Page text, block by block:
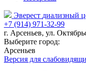
Эверест диализный
+7 (914) 971-32-99
г. Арсеньев, ул.
Выберите город:
Арсеньев
Версия для